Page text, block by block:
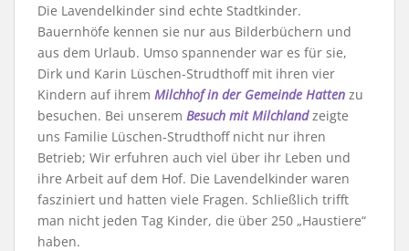
Die Lavendelkinder sind echte Stadtkinder.
Bauernhöfe kennen sie nur aus Bilderbüchern und
aus dem Urlaub. Umso spannender war es für sie,
Dirk und Karin Lüschen-Strudthoff mit ihren vier
Kindern auf ihrem Milchhof in der Gemeinde Hatten zu
besuchen. Bei unserem Besuch mit Milchland zeigte
uns Familie Lüschen-Strudthoff nicht nur ihren
Betrieb; Wir erfuhren auch viel über ihr Leben und
ihre Arbeit auf dem Hof. Die Lavendelkinder waren
fasziniert und hatten viele Fragen. Schließlich trifft
man nicht jeden Tag Kinder, die über 250 „Haustiere“
haben.